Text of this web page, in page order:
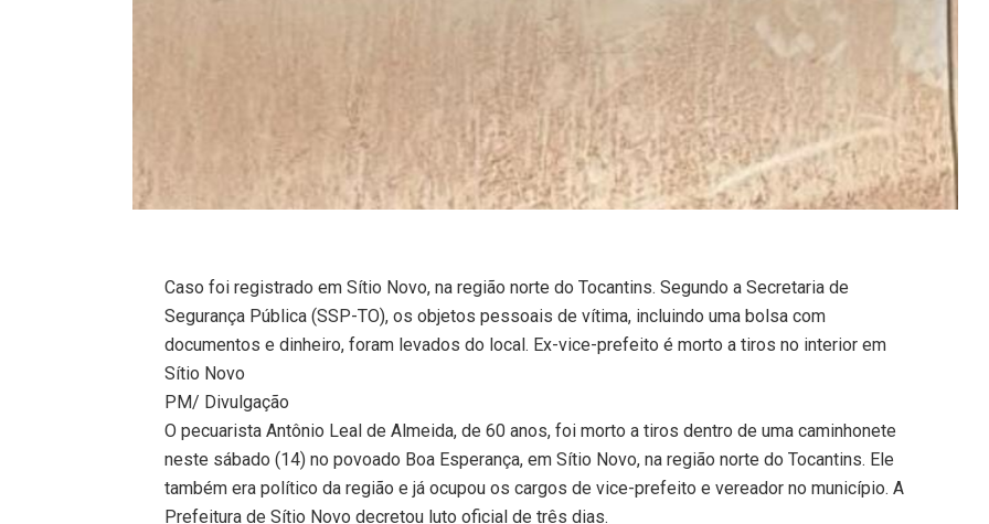
Caso foi registrado em Sítio Novo, na região norte do Tocantins. Segundo a Secretaria de
Segurança Pública (SSP-TO), os objetos pessoais de vítima, incluindo uma bolsa com
documentos e dinheiro, foram levados do local. Ex-vice-prefeito é morto a tiros no interior em
Sítio Novo
PM/ Divulgação
O pecuarista Antônio Leal de Almeida, de 60 anos, foi morto a tiros dentro de uma caminhonete
neste sábado (14) no povoado Boa Esperança, em Sítio Novo, na região norte do Tocantins. Ele
também era político da região e já ocupou os cargos de vice-prefeito e vereador no município. A
Prefeitura de Sítio Novo decretou luto oficial de três dias.